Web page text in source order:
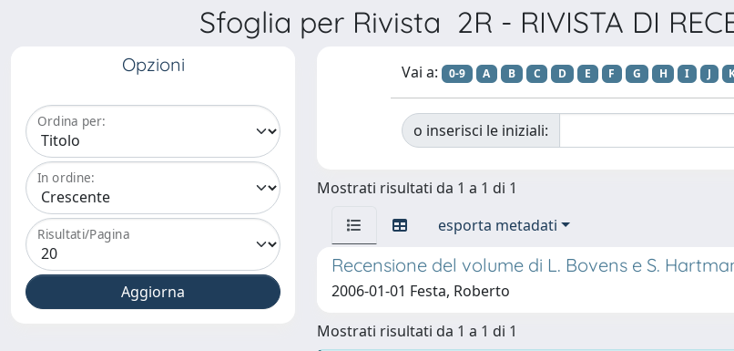
Sfoglia per Rivista 2R - RIVISTA DI
Opzioni
Ordina per:
In ordine:
Risultati/Pagina
Vai a: 0-9 A B C D E F G H I J
o inserisci le iniziali:
Mostrati risultati da 1 a 1 di 1
esporta metadati
Recensione del volume di L. Bovens e S.
2006-01-01 Festa, Roberto
Mostrati risultati da 1 a 1 di 1